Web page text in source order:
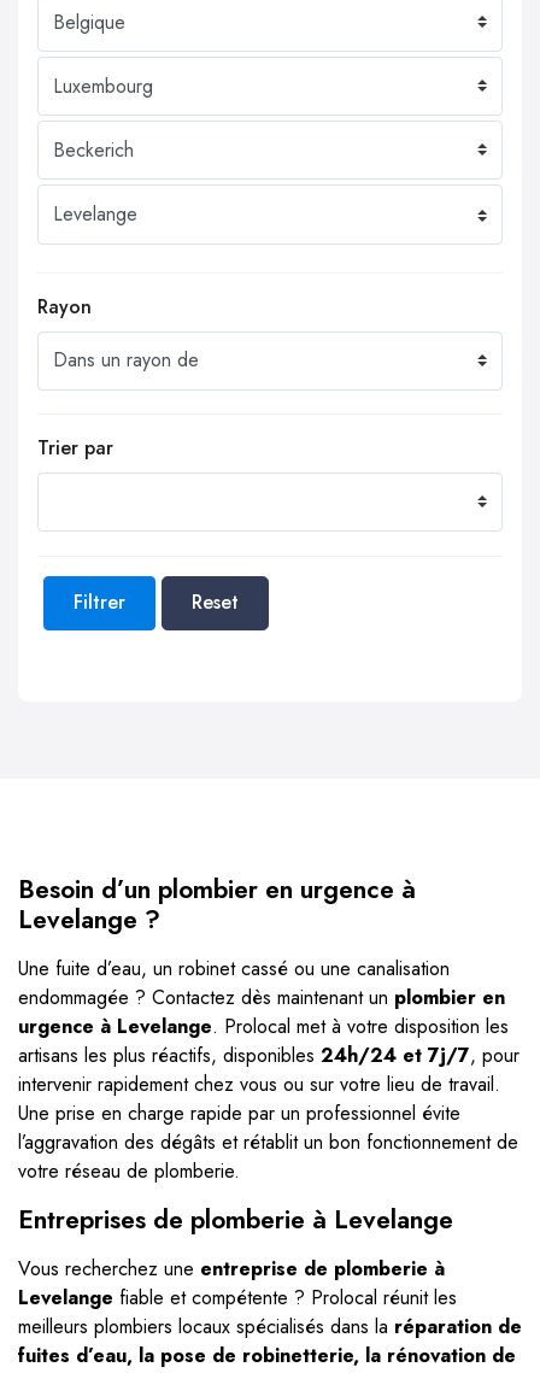
Rayon
Trier par
Filtrer Reset
Besoin d’un plombier en urgence à
Levelange ?
Une fuite d’eau, un robinet cassé ou une canalisation
endommagée ? Contactez dès maintenant un plombier en
urgence à Levelange. Prolocal met à votre disposition les
artisans les plus réactifs, disponibles 24h/24 et 7j/7, pour
intervenir rapidement chez vous ou sur votre lieu de travail.
Une prise en charge rapide par un professionnel évite
l’aggravation des dégâts et rétablit un bon fonctionnement de
votre réseau de plomberie.
Entreprises de plomberie à Levelange
Vous recherchez une entreprise de plomberie à
Levelange fiable et compétente ? Prolocal réunit les
meilleurs plombiers locaux spécialisés dans la réparation de
fuites d’eau, la pose de robinetterie, la rénovation de